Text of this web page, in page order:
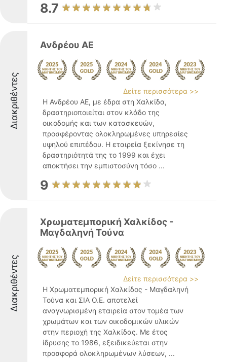
8.7
Διακριθέντες
Ανδρέου ΑΕ
Δείτε περισσότερα >>
Η Ανδρέου ΑΕ, με έδρα στη Χαλκίδα,
δραστηριοποιείται στον κλάδο της
οικοδομής και των κατασκευών,
προσφέροντας ολοκληρωμένες υπηρεσίες
υψηλού επιπέδου. Η εταιρεία ξεκίνησε τη
δραστηριότητά της το 1999 και έχει
αποκτήσει την εμπιστοσύνη τόσο ...
9
Διακριθέντες
Χρωματεμπορική Χαλκίδος -
Μαγδαληνή Τούνα
Δείτε περισσότερα >>
Η Χρωματεμπορική Χαλκίδος - Μαγδαληνή
Τούνα και ΣΙΑ Ο.Ε. αποτελεί
αναγνωρισμένη εταιρεία στον τομέα των
χρωμάτων και των οικοδομικών υλικών
στην περιοχή της Χαλκίδας. Με έτος
ίδρυσης το 1986, εξειδικεύεται στην
προσφορά ολοκληρωμένων λύσεων, ...